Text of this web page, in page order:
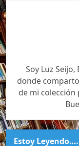
Soy Luz
donde
de mi colección
Estoy Leyendo….